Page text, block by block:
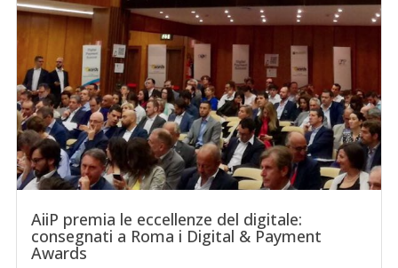
AiiP premia le eccellenze del digitale:
consegnati a Roma i Digital & Payment
Awards